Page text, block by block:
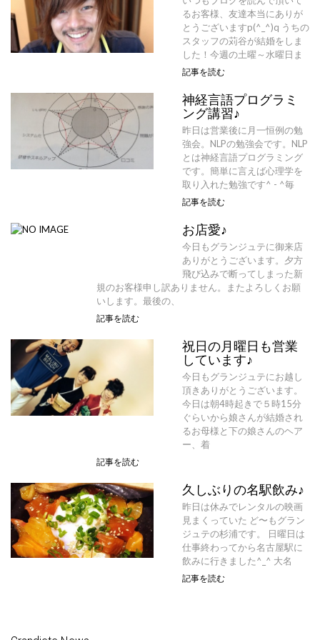
るお客様、友達本当にありが
とうございますp(^_^)q うちの
スタッフの苅谷が結婚をしま
した！今週の土曜～水曜日ま
記事を読む
神経言語プログラミ
ング講習♪
昨日は営業後に月一恒例の勉
強会。NLPの勉強会です。NLP
とは神経言語プログラミング
です。簡単に言えば心理学を
取り入れた勉強です^ - ^毎
記事を読む
お店愛♪
今日もグランジュテに御来店
ありがとうございます。夕方
飛び込みで断ってしまった新
規のお客様申し訳ありません。またよろしくお願
いします。最後の、
記事を読む
祝日の月曜日も営業
しています♪
今日もグランジュテにお越し
頂きありがとうございます。
今日は朝4時起きで５時15分
ぐらいから娘さんが結婚され
るお母様と下の娘さんのヘア
ー、着
記事を読む
久しぶりの名駅飲み♪
昨日は休みでレンタルの映画
見まくっていた ど〜もグラン
ジュテの杉浦です。 日曜日は
仕事終わってから名古屋駅に
飲みに行きました^_^ 大名
記事を読む